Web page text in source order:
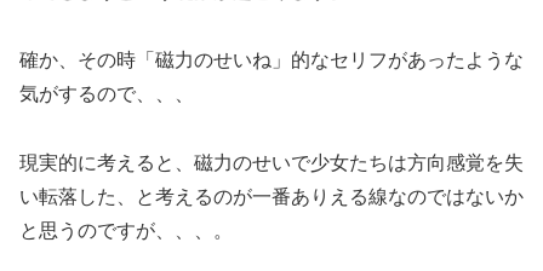
確か、その時「磁力のせいね」的なセリフがあったような
気がするので、、、
現実的に考えると、磁力のせいで少女たちは方向感覚を失
い転落した、と考えるのが一番ありえる線なのではないか
と思うのですが、、、。